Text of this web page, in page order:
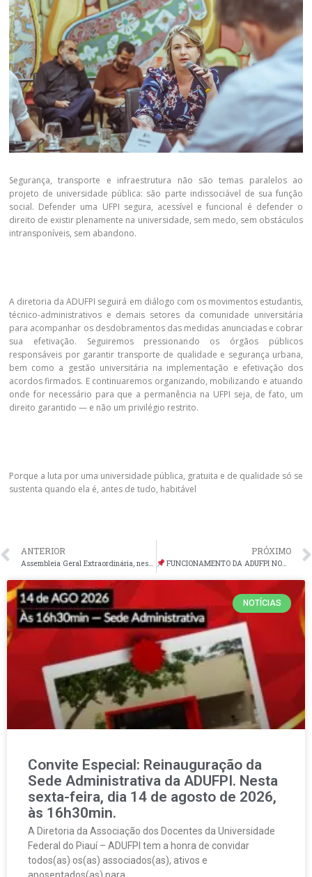
Segurança, transporte e infraestrutura não são temas paralelos ao
projeto de universidade pública: são parte indissociável de sua função
social. Defender uma UFPI segura, acessível e funcional é defender o
direito de existir plenamente na universidade, sem medo, sem obstáculos
intransponíveis, sem abandono.
A diretoria da ADUFPI seguirá em diálogo com os movimentos estudantis,
técnico-administrativos e demais setores da comunidade universitária
para acompanhar os desdobramentos das medidas anunciadas e cobrar
sua efetivação. Seguiremos pressionando os órgãos públicos
responsáveis por garantir transporte de qualidade e segurança urbana,
bem como a gestão universitária na implementação e efetivação dos
acordos firmados. E continuaremos organizando, mobilizando e atuando
onde for necessário para que a permanência na UFPI seja, de fato, um
direito garantido — e não um privilégio restrito.
Porque a luta por uma universidade pública, gratuita e de qualidade só se
sustenta quando ela é, antes de tudo, habitável
ANTERIOR PRÓXIMO
FUNCIONAMENTO DA ADUFPI NOS DIAS 13, 19 e 20 DE JUNHO DE 2025 – ATENÇÃO AOS HORÁRIOS
NOTÍCIAS
Convite Especial: Reinauguração da
Sede Administrativa da ADUFPI. Nesta
sexta-feira, dia 14 de agosto de 2026,
às 16h30min.
A Diretoria da Associação dos Docentes da Universidade
Federal do Piauí – ADUFPI tem a honra de convidar
todos(as) os(as) associados(as), ativos e